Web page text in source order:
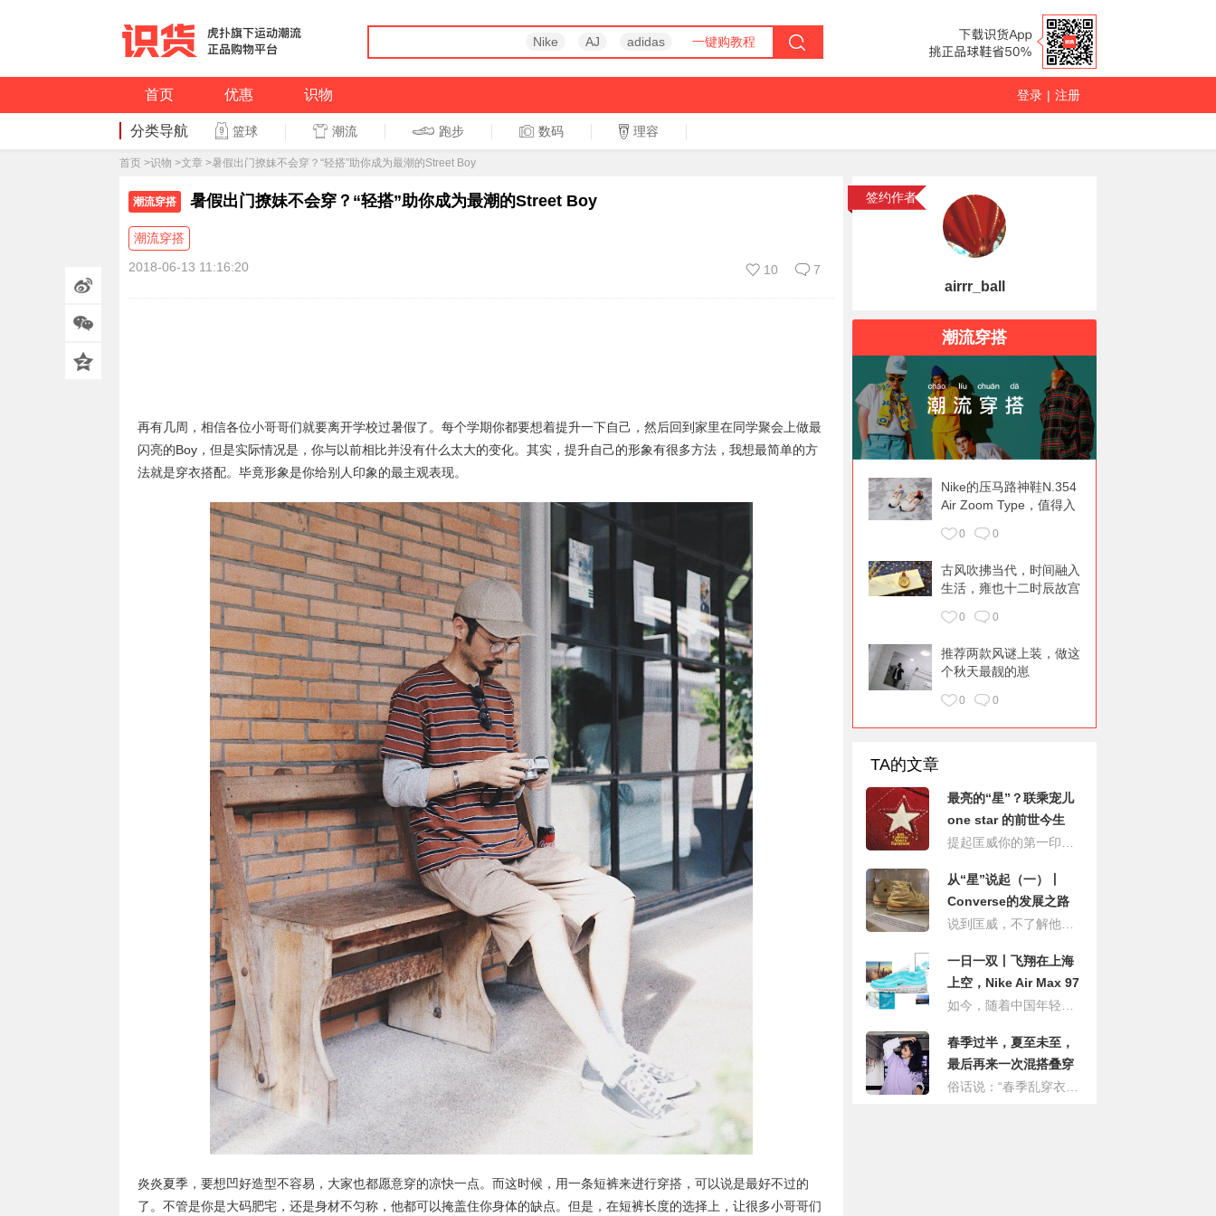
Nike AJ adidas 一键购教程
首页 优惠 识物 登录 | 注册
分类导航 篮球 潮流 跑步 数码 理容
首页 >识物 >文章 >暑假出门撩妹不会穿？“轻搭”助你成为最潮的Street Boy
潮流穿搭 暑假出门撩妹不会穿？“轻搭”助你成为最潮的Street Boy
潮流穿搭
2018-06-13 11:16:20
10 7
再有几周，相信各位小哥哥们就要离开学校过暑假了。每个学期你都要想着提升一下自己，然后回到家里在同学聚会上做最
闪亮的Boy，但是实际情况是，你与以前相比并没有什么太大的变化。其实，提升自己的形象有很多方法，我想最简单的方
法就是穿衣搭配。毕竟形象是你给别人印象的最主观表现。
炎炎夏季，要想凹好造型不容易，大家也都愿意穿的凉快一点。而这时候，用一条短裤来进行穿搭，可以说是最好不过的
了。不管是你是大码肥宅，还是身材不匀称，他都可以掩盖住你身体的缺点。但是，在短裤长度的选择上，让很多小哥哥们
签约作者
airrr_ball
潮流穿搭
Nike的压马路神鞋N.354
Air Zoom Type，值得入
0 0
古风吹拂当代，时间融入
生活，雍也十二时辰故宫
0 0
推荐两款风谜上装，做这
个秋天最靓的崽
0 0
TA的文章
最亮的“星”？联乘宠儿
one star 的前世今生
从“星”说起（一）丨
Converse的发展之路
一日一双丨飞翔在上海
上空，Nike Air Max 97
SH
春季过半，夏至未至，
最后再来一次混搭叠穿
吧